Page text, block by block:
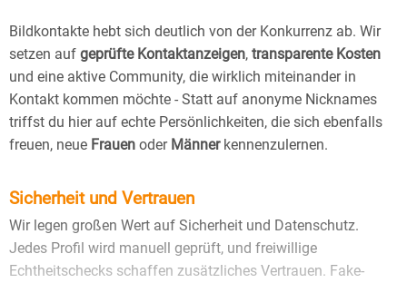
Bildkontakte hebt sich deutlich von der Konkurrenz ab. Wir
setzen auf geprüfte Kontaktanzeigen, transparente Kosten
und eine aktive Community, die wirklich miteinander in
Kontakt kommen möchte - Statt auf anonyme Nicknames
triffst du hier auf echte Persönlichkeiten, die sich ebenfalls
freuen, neue Frauen oder Männerkennenzulernen.
Sicherheit und Vertrauen
Wir legen großen Wert auf Sicherheit und Datenschutz.
Jedes Profil wird manuell geprüft, und freiwillige
Echtheitschecks schaffen zusätzliches Vertrauen. Fake-